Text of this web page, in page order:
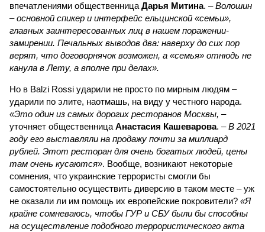
впечатлениями общественница Дарья Митина. –Волошин
– основной спикер и интерфейс ельцинской «семьи»,
главных заинтересованных лиц в нашем поражении-
замирении. Печальных выводов два: наверху до сих пор
верят, что договорнячок возможен, а «семья» отнюдь не
канула в Лету, а вполне при делах».
Но в Balzi Rossi ударили не просто по мирным людям –
ударили по элите, наотмашь, на виду у честного народа.
«Это один из самых дорогих ресторанов Москвы, –
уточняет общественница Анастасия Кашеварова. –В 2021
году его выставляли на продажу почти за миллиард
рублей. Этот ресторан для очень богатых людей, цены
там очень кусаются». Вообще, возникают некоторые
сомнения, что украинские террористы смогли бы
самостоятельно осуществить диверсию в таком месте – уж
не оказали ли им помощь их европейские покровители? «Я
крайне сомневаюсь, чтобы ГУР и СБУ были бы способны
на осуществление подобного террористического акта